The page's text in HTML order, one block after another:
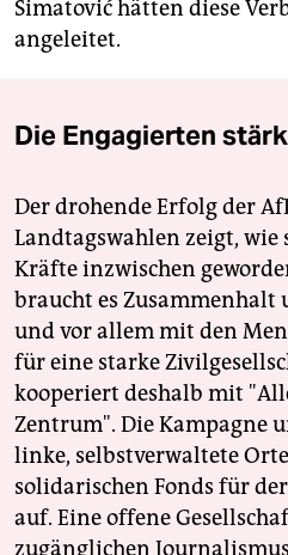
Simatović hätten diese
angeleitet.
Die Engagierten
Der drohende Erfolg der
Landtagswahlen zeigt,
Kräfte inzwischen
braucht es Zusammenhalt
und vor allem mit den
für eine starke
kooperiert deshalb mit
Zentrum". Die Kampagne
linke, selbstverwaltete
solidarischen Fonds für
auf. Eine offene
zugänglichen